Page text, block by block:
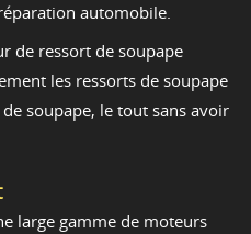
automobile.
de ressort de soupape
les ressorts de soupape
soupape, le tout sans avoir
large gamme de moteurs